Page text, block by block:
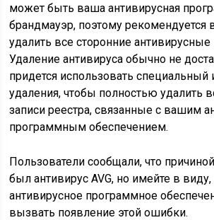
может быть ваша антивирусная
брандмауэр, поэтому рекомендуется
удалить все сторонние
Удаление антивируса обычно не
придется использовать специальный
удаления, чтобы полностью удалить
записи реестра, связанные с вашим
программным обеспечением.
Пользователи сообщали, что
был антивирус AVG, но имейте в
антивирусное программное
вызвать появление этой ошибки.